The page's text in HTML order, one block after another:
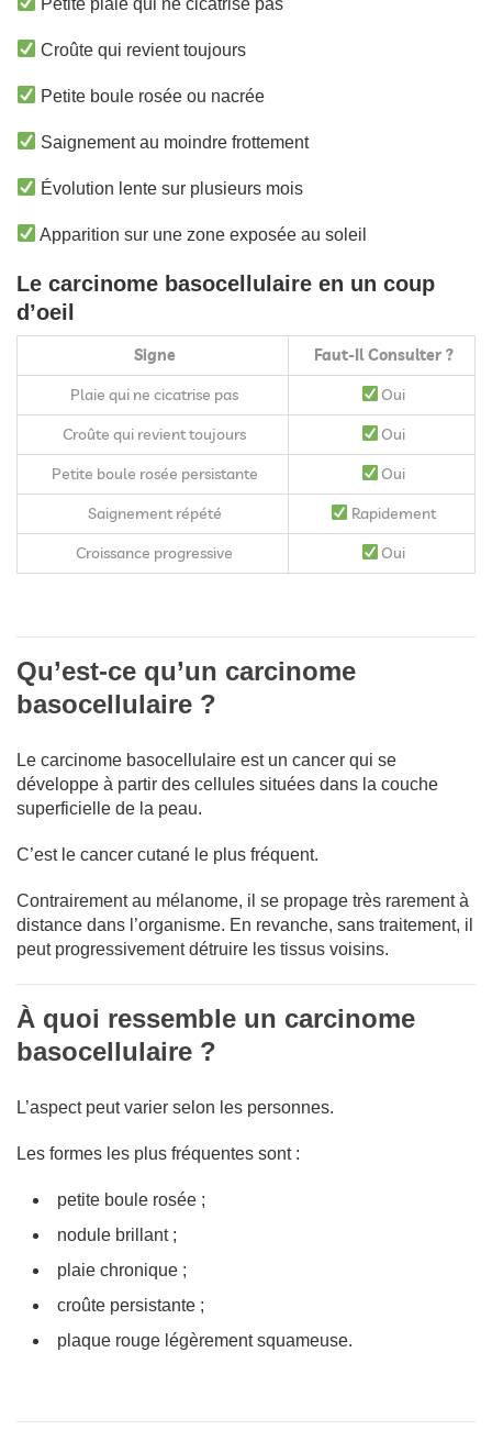
Croûte qui revient toujours
Petite boule rosée ou nacrée
Saignement au moindre frottement
Évolution lente sur plusieurs mois
Apparition sur une zone exposée au soleil
Le carcinome basocellulaire en un coup
d’oeil
Signe
Faut-Il Consulter ?
Plaie qui ne cicatrise pas
Oui
Croûte qui revient toujours
Oui
Petite boule rosée persistante
Oui
Saignement répété
Rapidement
Croissance progressive
Oui
Qu’est-ce qu’un carcinome
basocellulaire ?
Le carcinome basocellulaire est un cancer qui se
développe à partir des cellules situées dans la couche
superficielle de la peau.
C’est le cancer cutané le plus fréquent.
Contrairement au mélanome, il se propage très rarement à
distance dans l’organisme. En revanche, sans traitement, il
peut progressivement détruire les tissus voisins.
À quoi ressemble un carcinome
basocellulaire ?
L’aspect peut varier selon les personnes.
Les formes les plus fréquentes sont :
petite boule rosée ;
nodule brillant ;
plaie chronique ;
croûte persistante ;
plaque rouge légèrement squameuse.